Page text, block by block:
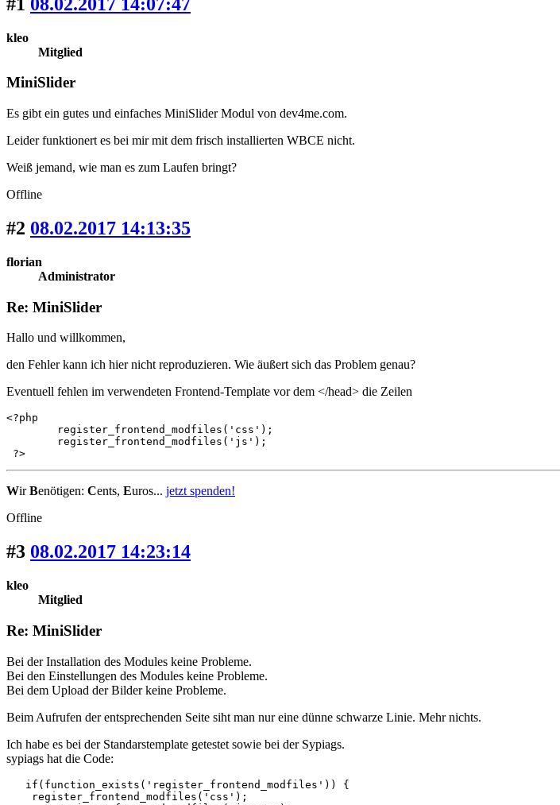
kleo
Mitglied
MiniSlider
Es gibt ein gutes und einfaches MiniSlider Modul von dev4me.com.
Leider funktionert es bei mir mit dem frisch installierten WBCE nicht.
Weiß jemand, wie man es zum Laufen bringt?
Offline
#2 08.02.2017 14:13:35
florian
Administrator
Re: MiniSlider
Hallo und willkommen,
den Fehler kann ich hier nicht reproduzieren. Wie äußert sich das Problem genau?
Eventuell fehlen im verwendeten Frontend-Template vor dem </head> die Zeilen
<?php
?>
WirBenötigen: Cents, Euros... jetzt spenden!
Offline
#3 08.02.2017 14:23:14
kleo
Mitglied
Re: MiniSlider
Bei der Installation des Modules keine Probleme.
Bei den Einstellungen des Modules keine Probleme.
Bei dem Upload der Bilder keine Probleme.
Beim Aufrufen der entsprechenden Seite siht man nur eine dünne schwarze Linie. Mehr nichts.
Ich habe es bei der Standarstemplate getestet sowie bei der Sypiags.
sypiags hat die Code:
   if(function_exists('register_frontend_modfiles')) {
    register_frontend_modfiles('css');